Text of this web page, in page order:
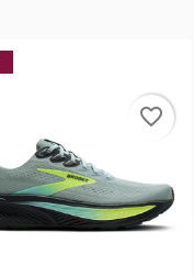
favorite_border